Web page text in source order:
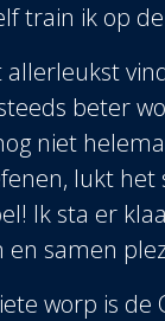
train ik op
beter
niet
lukt het
Ik sta er
en samen
worp is de